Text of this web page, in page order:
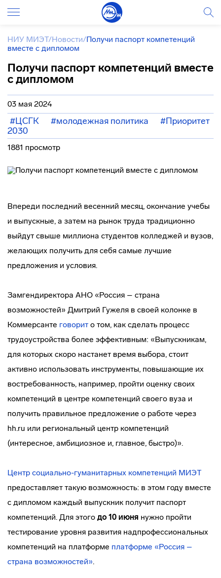
НИУ МИЭТ/Новости/Получи паспорт компетенций
вместе с дипломом
Получи паспорт компетенций вместе
с дипломом
03 мая 2024
#ЦСГК #молодежная политика
#Приоритет
2030
1881 просмотр
Впереди последний весенний месяц, окончание учебы
и выпускные, а затем на рынок труда традиционно
выйдут свыше миллиона студентов колледжей и вузов,
желающих получить для себя самые лучшие
предложения и условия.
Замгендиректора АНО «Россия – страна
возможностей» Дмитрий Гужеля в своей колонке в
Коммерсанте говорит о том, как сделать процесс
трудоустройства более эффективным: «Выпускникам,
для которых скоро настанет время выбора, стоит
активно использовать инструменты, повышающие их
востребованность, например, пройти оценку своих
компетенций в центре компетенций своего вуза и
получить правильное предложение о работе через
hh.ru или региональный центр компетенций
(интересное, амбициозное и, главное, быстро)».
Центр социально-гуманитарных компетенций МИЭТ
предоставляет такую возможность: в этом году вместе
с дипломом каждый выпускник получит паспорт
компетенций. Для этого до 10 июня нужно пройти
тестирование уровня развития надпрофессиональных
компетенций на платформе платформе «Россия –
страна возможностей».